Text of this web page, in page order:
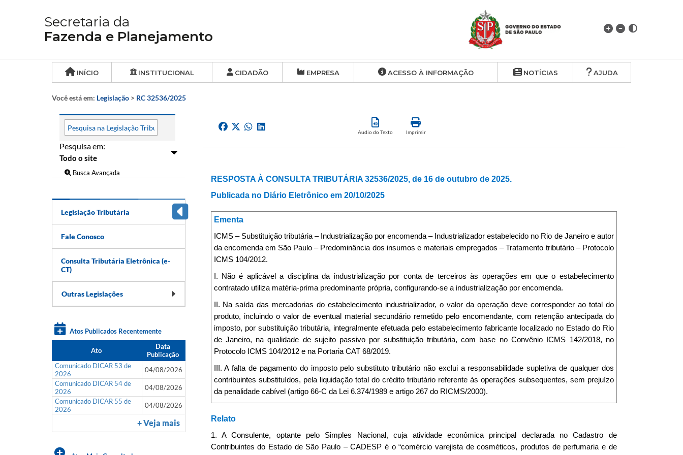
Secretaria da
Fazenda e Planejamento
INÍCIO INSTITUCIONAL CIDADÃO EMPRESA ACESSO À INFORMAÇÃO NOTÍCIAS AJUDA
Você está em: Legislação > RC 32536/2025
Pesquisa em:
Busca Avançada
Legislação Tributária
Fale Conosco
Consulta Tributária Eletrônica (e-
CT)
Outras Legislações
Atos Publicados Recentemente
Ato
Data
Publicação
Comunicado DICAR 53 de
2026
04/08/2026
Comunicado DICAR 54 de
2026
04/08/2026
Comunicado DICAR 55 de
2026
04/08/2026
+ Veja mais
Audio do Texto Imprimir
RESPOSTA À CONSULTA TRIBUTÁRIA 32536/2025, de 16 de outubro de 2025.
Publicada no Diário Eletrônico em 20/10/2025
Ementa
ICMS – Substituição tributária – Industrialização por encomenda – Industrializador estabelecido no Rio de Janeiro e autor
da encomenda em São Paulo – Predominância dos insumos e materiais empregados – Tratamento tributário – Protocolo
ICMS 104/2012.
I. Não é aplicável a disciplina da industrialização por conta de terceiros às operações em que o estabelecimento
contratado utiliza matéria-prima predominante própria, configurando-se a industrialização por encomenda.
II. Na saída das mercadorias do estabelecimento industrializador, o valor da operação deve corresponder ao total do
produto, incluindo o valor de eventual material secundário remetido pelo encomendante, com retenção antecipada do
imposto, por substituição tributária, integralmente efetuada pelo estabelecimento fabricante localizado no Estado do Rio
de Janeiro, na qualidade de sujeito passivo por substituição tributária, com base no Convênio ICMS 142/2018, no
Protocolo ICMS 104/2012 e na Portaria CAT 68/2019.
III. A falta de pagamento do imposto pelo substituto tributário não exclui a responsabilidade supletiva de qualquer dos
contribuintes substituídos, pela liquidação total do crédito tributário referente às operações subsequentes, sem prejuízo
da penalidade cabível (artigo 66-C da Lei 6.374/1989 e artigo 267 do RICMS/2000).
Relato
1. A Consulente, optante pelo Simples Nacional, cuja atividade econômica principal declarada no Cadastro de
Contribuintes do Estado de São Paulo – CADESP é o “comércio varejista de cosméticos, produtos de perfumaria e de